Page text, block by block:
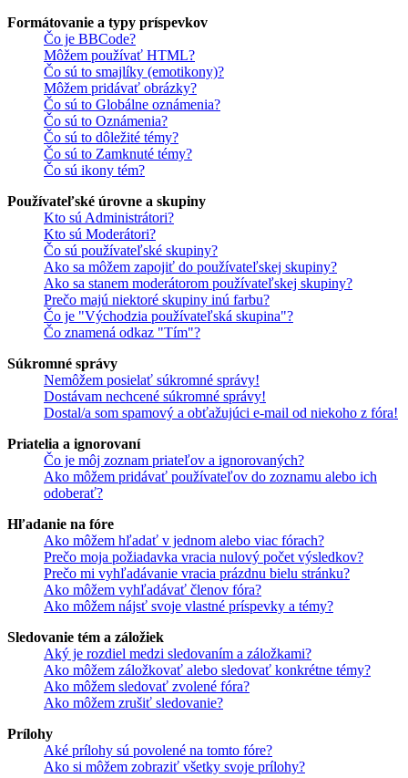
Formátovanie a typy príspevkov
Čo je BBCode?
Môžem používať HTML?
Čo sú to smajlíky (emotikony)?
Môžem pridávať obrázky?
Čo sú to Globálne oznámenia?
Čo sú to Oznámenia?
Čo sú to dôležité témy?
Čo sú to Zamknuté témy?
Čo sú ikony tém?
Používateľské úrovne a skupiny
Kto sú Administrátori?
Kto sú Moderátori?
Čo sú používateľské skupiny?
Ako sa môžem zapojiť do používateľskej skupiny?
Ako sa stanem moderátorom používateľskej skupiny?
Prečo majú niektoré skupiny inú farbu?
Čo je "Východzia používateľská skupina"?
Čo znamená odkaz "Tím"?
Súkromné správy
Nemôžem posielať súkromné správy!
Dostávam nechcené súkromné správy!
Dostal/a som spamový a obťažujúci e-mail od niekoho z fóra!
Priatelia a ignorovaní
Čo je môj zoznam priateľov a ignorovaných?
Ako môžem pridávať používateľov do zoznamu alebo ich
odoberať?
Hľadanie na fóre
Ako môžem hľadať v jednom alebo viac fórach?
Prečo moja požiadavka vracia nulový počet výsledkov?
Prečo mi vyhľadávanie vracia prázdnu bielu stránku?
Ako môžem vyhľadávať členov fóra?
Ako môžem nájsť svoje vlastné príspevky a témy?
Sledovanie tém a záložiek
Aký je rozdiel medzi sledovaním a záložkami?
Ako môžem záložkovať alebo sledovať konkrétne témy?
Ako môžem sledovať zvolené fóra?
Ako môžem zrušiť sledovanie?
Prílohy
Aké prílohy sú povolené na tomto fóre?
Ako si môžem zobraziť všetky svoje prílohy?